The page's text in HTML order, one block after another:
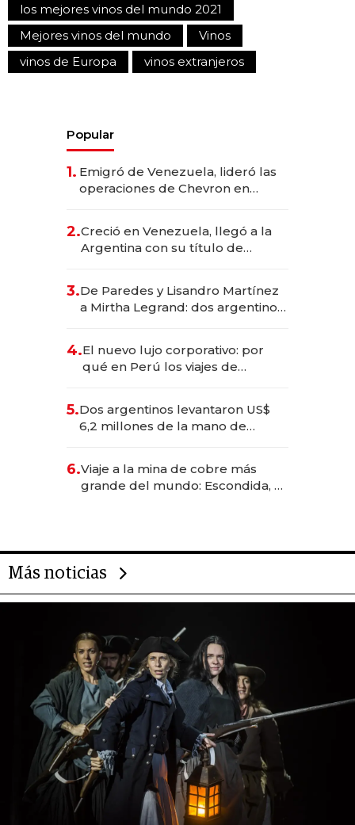
los mejores vinos del mundo 2021
Mejores vinos del mundo
Vinos
vinos de Europa
vinos extranjeros
Popular
1. Emigró de Venezuela, lideró las
operaciones de Chevron en
2.Creció en Venezuela, llegó a la
Argentina con su título de
las marcas "fast premium"
3.De Paredes y Lisandro Martínez
a Mirtha Legrand: dos argentinos
4.El nuevo lujo corporativo: por
qué en Perú los viajes de
transformadoras
5.Dos argentinos levantaron US$
6,2 millones de la mano de
6.Viaje a la mina de cobre más
grande del mundo: Escondida, el
Más noticias